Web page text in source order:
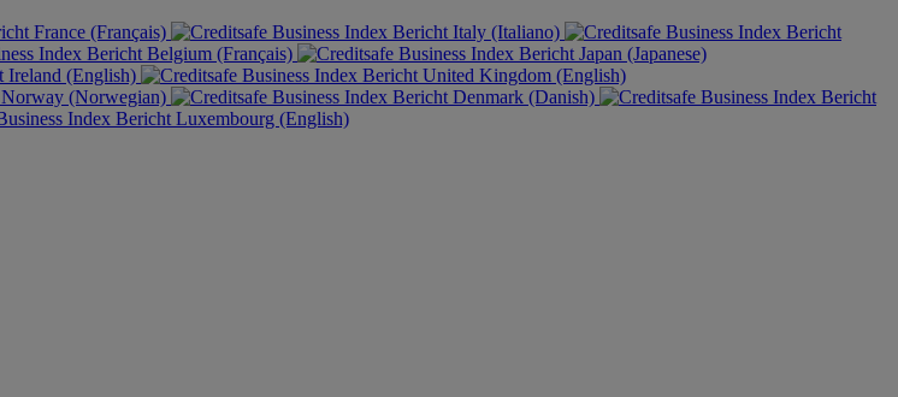
France (Français)
Italy (Italiano)
Belgium (Français)
Japan (Japanese)
Ireland (English)
United Kingdom (English)
Norway (Norwegian)
Denmark (Danish)
Luxembourg (English)